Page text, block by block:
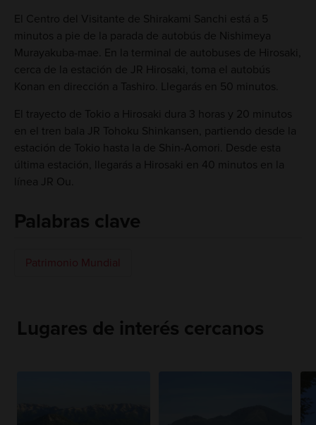
El Centro del Visitante de Shirakami Sanchi está a 5
minutos a pie de la parada de autobús de Nishimeya
Murayakuba-mae. En la terminal de autobuses de Hirosaki,
cerca de la estación de JR Hirosaki, toma el autobús
Konan en dirección a Tashiro. Llegarás en 50 minutos.
El trayecto de Tokio a Hirosaki dura 3 horas y 20 minutos
en el tren bala JR Tohoku Shinkansen, partiendo desde la
estación de Tokio hasta la de Shin-Aomori. Desde esta
última estación, llegarás a Hirosaki en 40 minutos en la
línea JR Ou.
Palabras clave
Patrimonio Mundial
Lugares de interés cercanos